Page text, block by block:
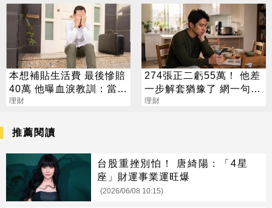
本想補貼生活費 最後慘賠
40萬 他曝血淚教訓：當沖
是毒藥
理財
274張正二虧55萬！ 他差
一步解套猶豫了 網一句話
戳盲點
理財
推薦閱讀
台股重挫別怕！ 唐綺陽：「4星
座」財運事業運旺爆
(2026/06/08 10:15)